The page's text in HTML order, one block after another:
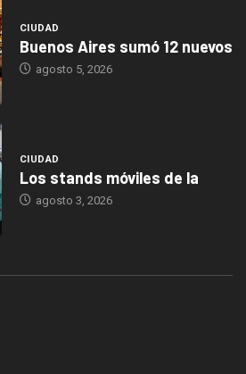
CIUDAD
Buenos Aires sumó 12 nuevos
agosto 5, 2026
CIUDAD
Los stands móviles de la
agosto 3, 2026